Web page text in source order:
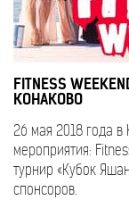
FITNESS
КОНАКОВО
26 мая 2018 года в
мероприятия:
турнир «Кубок
спонсоров.